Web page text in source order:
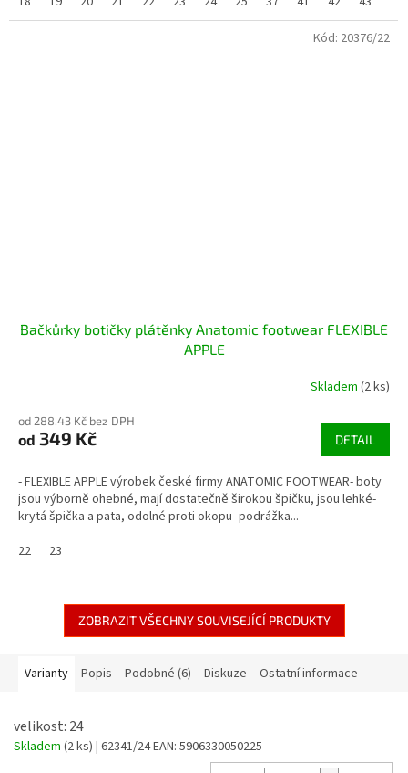
Bačkůrky botičky plátěnky Anatomic footwear FLEXIBLE
APPLE
Skladem (2 ks)
od 288,43 Kč bez DPH
od 349 Kč DETAIL
- FLEXIBLE APPLE výrobek české firmy ANATOMIC FOOTWEAR- boty
jsou výborně ohebné, mají dostatečně širokou špičku, jsou lehké-
krytá špička a pata, odolné proti okopu- podrážka...
22
23
Kód: 20376/22
ZOBRAZIT VŠECHNY SOUVISEJÍCÍ PRODUKTY
Varianty Popis Podobné (6) Diskuze Ostatní informace
velikost: 24
Skladem (2 ks) | 62341/24EAN: 5906330050225